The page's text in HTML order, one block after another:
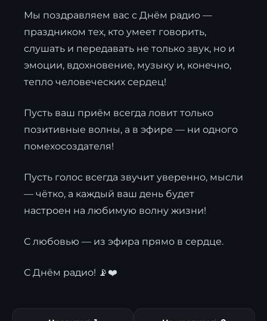
Мы поздравляем вас с Днём радио —
праздником тех, кто умеет говорить,
слушать и передавать не только звук, но и
эмоции, вдохновение, музыку и, конечно,
тепло человеческих сердец!
Пусть ваш приём всегда ловит только
позитивные волны, а в эфире — ни одного
помехосоздателя!
Пусть голос всегда звучит уверенно, мысли
— чётко, а каждый ваш день будет
настроен на любимую волну жизни!
С любовью — из эфира прямо в сердце.
С Днём радио! 📡❤️